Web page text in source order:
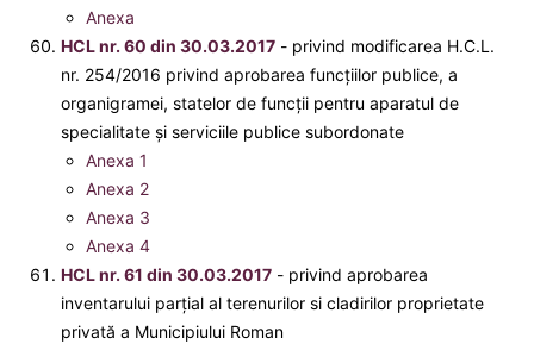
Anexa
HCL nr. 60 din 30.03.2017 - privind modificarea H.C.L.
nr. 254/2016 privind aprobarea funcţiilor publice, a
organigramei, statelor de funcţii pentru aparatul de
specialitate şi serviciile publice subordonate
Anexa 1
Anexa 2
Anexa 3
Anexa 4
HCL nr. 61 din 30.03.2017 - privind aprobarea
inventarului parţial al terenurilor si cladirilor proprietate
privată a Municipiului Roman